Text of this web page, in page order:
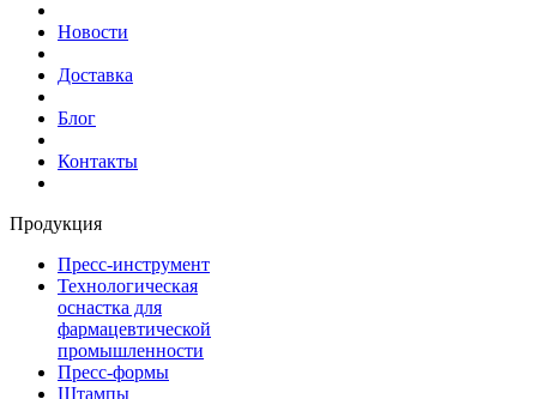
Новости
Доставка
Блог
Контакты
Продукция
Пресс-инструмент
Технологическая
оснастка для
фармацевтической
промышленности
Пресс-формы
Штампы